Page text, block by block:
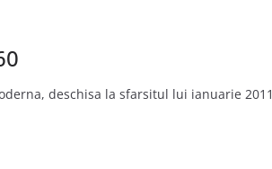
deschisa la sfarsitul lui ianuarie 2011